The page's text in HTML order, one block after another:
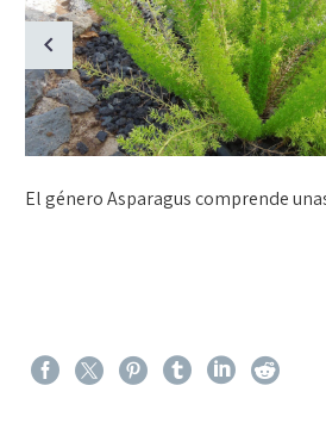
El género Asparagus comprende